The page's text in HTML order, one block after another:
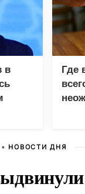
в
Где
НОВОСТИ ДНЯ